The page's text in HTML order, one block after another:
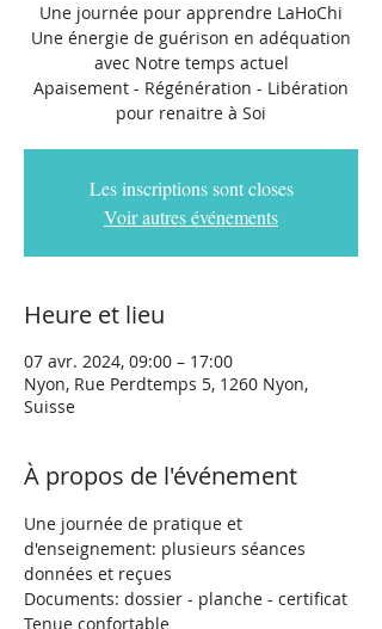
Une journée pour apprendre LaHoChi
Une énergie de guérison en adéquation
avec Notre temps actuel
Apaisement - Régénération - Libération
pour renaitre à Soi
Les inscriptions sont closes
Voir autres événements
Heure et lieu
07 avr. 2024, 09:00 – 17:00
Nyon, Rue Perdtemps 5, 1260 Nyon,
Suisse
À propos de l'événement
Une journée de pratique et
d'enseignement: plusieurs séances
données et reçues
Documents: dossier - planche - certificat
Tenue confortable